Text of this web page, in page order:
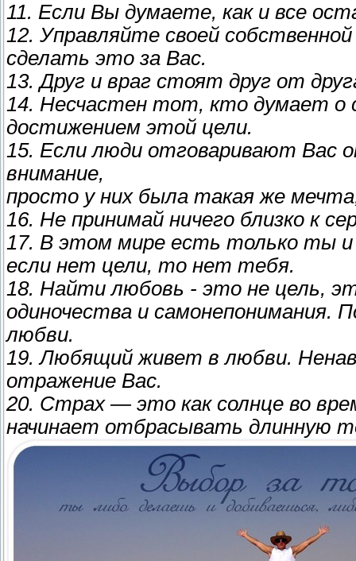
11. Если Вы думаете, как и все
12. Управляйте своей
сделать это за Вас.
13. Друг и враг стоят друг от
14. Несчастен тот, кто думает о
достижением этой цели.
15. Если люди отговаривают
внимание,
просто у них была такая же
16. Не принимай ничего близко к
17. В этом мире есть только ты
если нет цели, то нет тебя.
18. Найти любовь - это не цель,
одиночества и самонепонимания.
любви.
19. Любящий живет в любви.
отражение Вас.
20. Страх — это как солнце во
начинает отбрасывать длинную